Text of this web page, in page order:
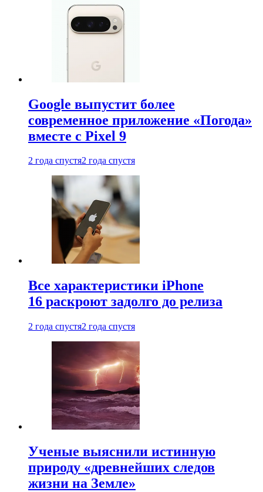
Google выпустит более
современное приложение «Погода»
вместе с Pixel 9
2 года спустя2 года спустя
Все характеристики iPhone
16 раскроют задолго до релиза
2 года спустя2 года спустя
Ученые выяснили истинную
природу «древнейших следов
жизни на Земле»